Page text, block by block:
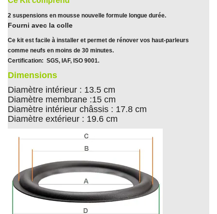
2 suspensions en mousse nouvelle formule longue durée.
Fourni avec la colle
Ce kit est facile à installer et permet de rénover vos haut-parleurs
comme neufs en moins de 30 minutes.
Certification: SGS, IAF, ISO 9001.
Dimensions
Diamètre intérieur : 13.5 cm
Diamètre membrane :15 cm
Diamètre intérieur châssis : 17.8 cm
Diamètre extérieur : 19.6 cm